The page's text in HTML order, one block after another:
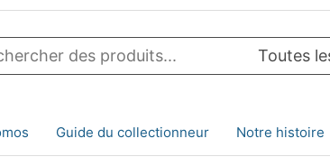
Guide du collectionneur Notre histoire